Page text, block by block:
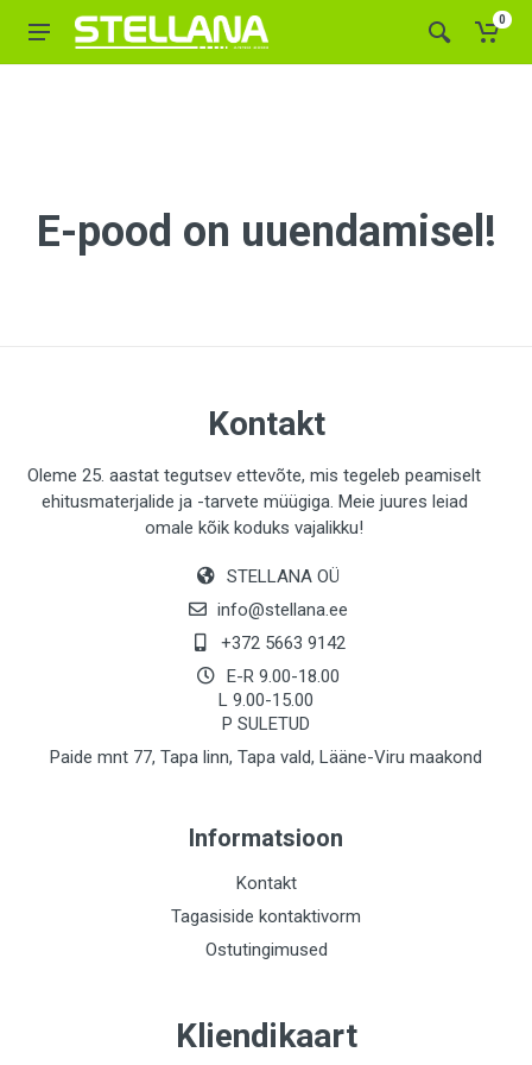
0
E-pood on uuendamisel!
Kontakt
Oleme 25. aastat tegutsev ettevõte, mis tegeleb peamiselt
ehitusmaterjalide ja -tarvete müügiga. Meie juures leiad
omale kõik koduks vajalikku!
STELLANA OÜ
info@stellana.ee
+372 5663 9142
E-R 9.00-18.00
L 9.00-15.00
P SULETUD
Paide mnt 77, Tapa linn, Tapa vald, Lääne-Viru maakond
Informatsioon
Kontakt
Tagasiside kontaktivorm
Ostutingimused
Kliendikaart